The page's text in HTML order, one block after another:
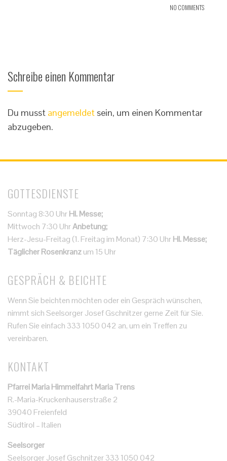
NO COMMENTS
Schreibe einen Kommentar
Du musst angemeldet sein, um einen Kommentar
abzugeben.
GOTTESDIENSTE
Sonntag 8:30 UhrHl. Messe;
Mittwoch 7:30 UhrAnbetung;
Herz-Jesu-Freitag (1. Freitag im Monat) 7:30 UhrHl. Messe;
Täglicher Rosenkranzum 15 Uhr
GESPRÄCH & BEICHTE
Wenn Sie beichten möchten oder ein Gespräch wünschen,
nimmt sich Seelsorger Josef Gschnitzer gerne Zeit für Sie.
Rufen Sie einfach 333 1050 042 an, um ein Treffen zu
vereinbaren.
KONTAKT
Pfarrei Maria Himmelfahrt Maria Trens
R.-Maria-Kruckenhauserstraße 2
39040 Freienfeld
Südtirol – Italien
Seelsorger
Seelsorger Josef Gschnitzer 333 1050 042